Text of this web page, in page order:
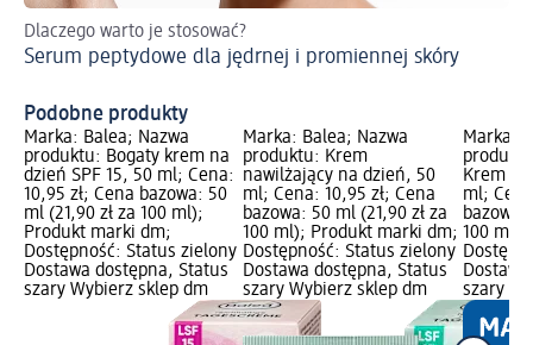
Dlaczego warto je stosować?
Serum peptydowe dla jędrnej i promiennej skóry
Podobne produkty
Marka: Balea; Nazwa
produktu: Bogaty krem na
dzień SPF 15, 50 ml; Cena:
10,95 zł; Cena bazowa: 50
ml (21,90 zł za 100 ml);
Produkt marki dm;
Dostępność: Status zielony
Dostawa dostępna, Status
szary Wybierz sklep dm
Marka: Balea; Nazwa
produktu: Krem
nawilżający na dzień, 50
ml; Cena: 10,95 zł; Cena
bazowa: 50 ml (21,90 zł za
100 ml); Produkt marki dm;
Dostępność: Status zielony
Dostawa dostępna, Status
szary Wybierz sklep dm
Marka:
Krem
ml;
bazowa:
100 ml);
szary